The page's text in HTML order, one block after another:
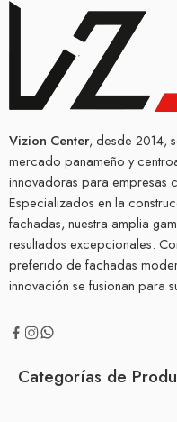
Vizion Center, desde 2014,
mercado panameño y
innovadoras para empresas
Especializados en la
fachadas, nuestra amplia
resultados excepcionales.
preferido de fachadas
innovación se fusionan para
Categorías de